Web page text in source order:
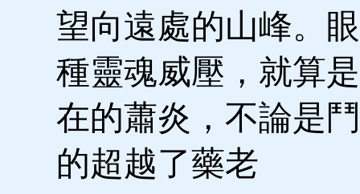
望向遠處的山峰。
種靈魂威壓，就算
在的蕭炎，不論是
的超越了藥老